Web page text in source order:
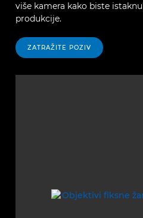
više kamera kako biste
produkcije.
ZATRAŽITE POZIV